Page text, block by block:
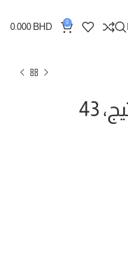
0
0.000 BHD
جهاز تلفزيون من سكل تيج، 43